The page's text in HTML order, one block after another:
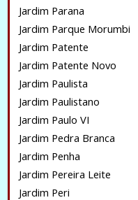
Jardim Parana
Jardim Parque Morumbi
Jardim Patente
Jardim Patente Novo
Jardim Paulista
Jardim Paulistano
Jardim Paulo VI
Jardim Pedra Branca
Jardim Penha
Jardim Pereira Leite
Jardim Peri